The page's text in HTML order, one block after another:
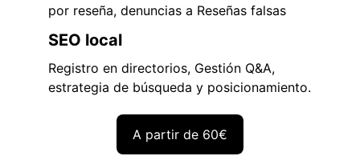
por reseña, denuncias a Reseñas falsas
SEO local
Registro en directorios, Gestión Q&A,
estrategia de búsqueda y posicionamiento.
A partir de 60€